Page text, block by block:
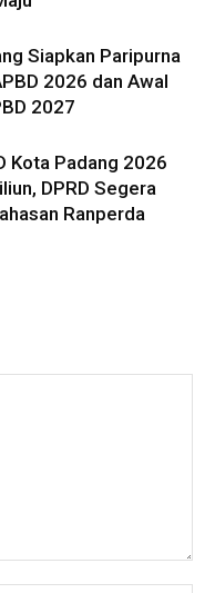
Siapkan Paripurna
2026 dan Awal
2027
Kota Padang 2026
DPRD Segera
Ranperda